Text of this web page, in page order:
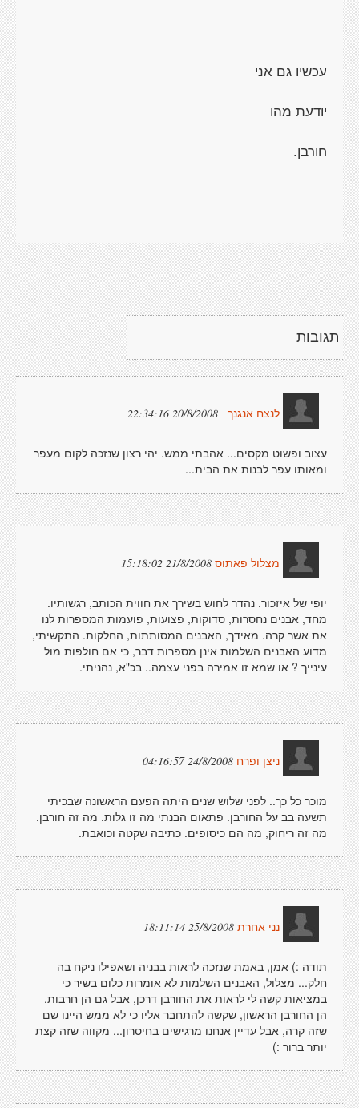
עכשיו גם אני
יודעת מהו
חורבן.
תגובות
לנצח אנגנך . 20/8/2008 22:34:16
עצוב ופשוט מקסים... אהבתי ממש. יהי רצון שנזכה לקום מעפר
ומאותו עפר לבנות את הבית...
מצלול פאתוס 21/8/2008 15:18:02
יופי של איזכור. נהדר לחוש בשירך את חווית הכותב, רגשותיו.
מחד, אבנים נחסרות, סדוקות, פצועות, פועמות המספרות לנו
את אשר קרה. מאידך, האבנים המסותתות, החלקות. התקשיתי,
מדוע האבנים השלמות אינן מספרות דבר, כי אם חולפות מול
עינייך ? או שמא זו אמירה בפני עצמה.. בכ"א, נהניתי.
ניצן ופרח 24/8/2008 04:16:57
מוכר כל כך.. לפני שלוש שנים היתה הפעם הראשונה שבכיתי
תשעה בב על החורבן. פתאום הבנתי מה זו גלות. מה זה חורבן.
מה זה ריחוק, מה הם כיסופים. כתיבה שקטה וכואבת.
נני אחרת 25/8/2008 18:11:14
תודה :) אמן, באמת שנזכה לראות בבניה ושאפילו ניקח בה
חלק... מצלול, האבנים השלמות לא אומרות כלום בשיר כי
במציאות קשה לי לראות את החורבן דרכן, אבל גם הן חרבות.
הן החורבן הראשון, שקשה להתחבר אליו כי לא ממש היינו שם
שזה קרה, אבל עדיין אנחנו מרגישים בחיסרון... מקווה שזה קצת
יותר ברור :)